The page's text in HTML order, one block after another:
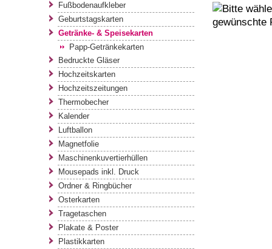
Fußbodenaufkleber
Geburtstagskarten
Getränke- & Speisekarten
Papp-Getränkekarten
Bedruckte Gläser
Hochzeitskarten
Hochzeitszeitungen
Thermobecher
Kalender
Luftballon
Magnetfolie
Maschinenkuvertierhüllen
Mousepads inkl. Druck
Ordner & Ringbücher
Osterkarten
Tragetaschen
Plakate & Poster
Plastikkarten